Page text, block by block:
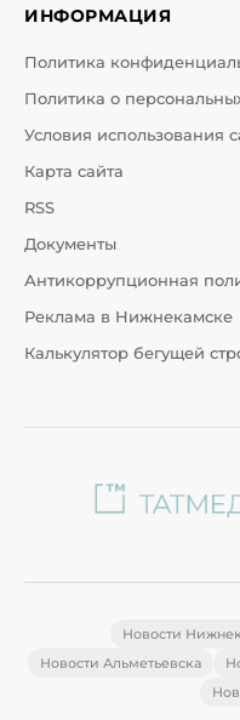
ИНФОРМАЦИЯ
Политика
Политика о
Условия использования
Карта сайта
RSS
Документы
Антикоррупционная
Реклама в Нижнекамске
Калькулятор бегущей
Новости
Новости Альметьевска